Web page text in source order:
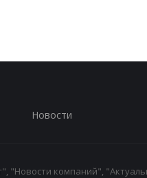
Новости
компаний",